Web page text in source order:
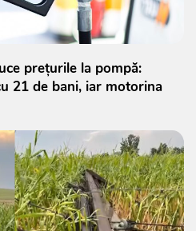
prețurile la pompă:
21 de bani, iar motorina